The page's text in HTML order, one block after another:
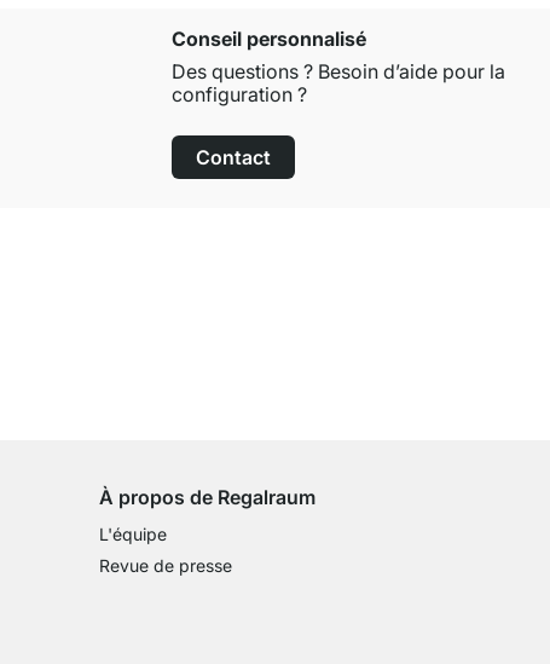
Conseil personnalisé
Des questions ? Besoin d’aide pour la
configuration ?
Contact
À propos de Regalraum
L'équipe
Revue de presse